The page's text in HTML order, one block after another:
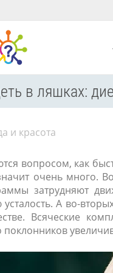
в ляшках:
и красота
вопросом, как
очень много.
затрудняют
А во-
Всяческие